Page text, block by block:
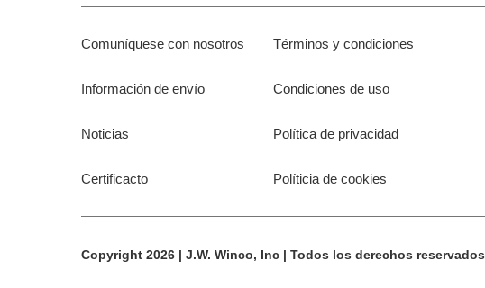
Comuníquese con nosotros
Información de envío
Noticias
Certificacto
Términos y condiciones
Condiciones de uso
Política de privacidad
Políticia de cookies
Copyright 2026 | J.W. Winco, Inc | Todos los derechos reservados